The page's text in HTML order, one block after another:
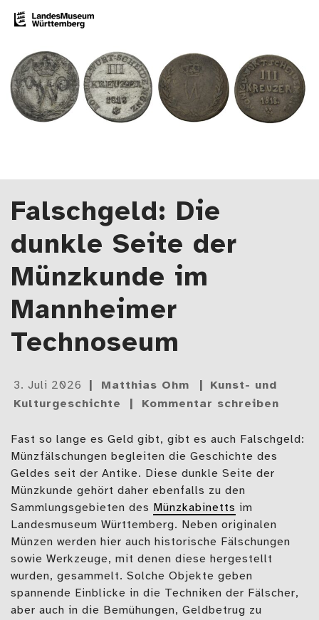
Zum Artikel springen
Falschgeld: Die
dunkle Seite der
Münzkunde im
Mannheimer
Technoseum
Gepostet
am
3. Juli 2026 Matthias Ohm
Kunst- und
Kulturgeschichte
Kommentar schreiben
Fast so lange es Geld gibt, gibt es auch Falschgeld:
Münzfälschungen begleiten die Geschichte des
Geldes seit der Antike. Diese dunkle Seite der
Münzkunde gehört daher ebenfalls zu den
Sammlungsgebieten des Münzkabinetts im
Landesmuseum Württemberg. Neben originalen
Münzen werden hier auch historische Fälschungen
sowie Werkzeuge, mit denen diese hergestellt
wurden, gesammelt. Solche Objekte geben
spannende Einblicke in die Techniken der Fälscher,
aber auch in die Bemühungen, Geldbetrug zu